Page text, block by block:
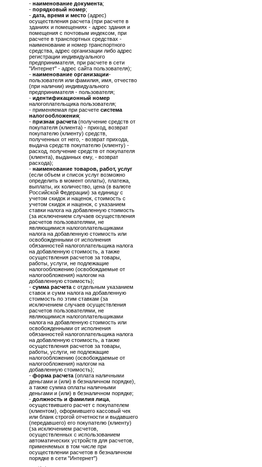
- наименование документа;
- порядковый номер;
- дата, время и место(адрес)
осуществления расчета (при расчете в
зданиях и помещениях - адрес здания и
помещения с почтовым индексом, при
расчете в транспортных средствах -
наименование и номер транспортного
средства, адрес организации либо адрес
регистрации индивидуального
предпринимателя, при расчете в сети
"Интернет" - адрес сайта пользователя);
- наименование организации-
пользователя или фамилия, имя, отчество
(при наличии) индивидуального
предпринимателя - пользователя;
- идентификационный номер
налогоплательщика пользователя;
- применяемая при расчете система
налогообложения;
- признак расчета(получение средств от
покупателя (клиента) - приход, возврат
покупателю (клиенту) средств,
полученных от него, - возврат прихода,
выдача средств покупателю (клиенту) -
расход, получение средств от покупателя
(клиента), выданных ему, - возврат
расхода);
- наименование товаров, работ, услуг
(если объем и список услуг возможно
определить в момент оплаты), платежа,
выплаты, их количество, цена (в валюте
Российской Федерации) за единицу с
учетом скидок и наценок, стоимость с
учетом скидок и наценок, с указанием
ставки налога на добавленную стоимость
(за исключением случаев осуществления
расчетов пользователями, не
являющимися налогоплательщиками
налога на добавленную стоимость или
освобожденными от исполнения
обязанностей налогоплательщика налога
на добавленную стоимость, а также
осуществления расчетов за товары,
работы, услуги, не подлежащие
налогообложению (освобождаемые от
налогообложения) налогом на
добавленную стоимость);
- сумма расчетас отдельным указанием
ставок и сумм налога на добавленную
стоимость по этим ставкам (за
исключением случаев осуществления
расчетов пользователями, не
являющимися налогоплательщиками
налога на добавленную стоимость или
освобожденными от исполнения
обязанностей налогоплательщика налога
на добавленную стоимость, а также
осуществления расчетов за товары,
работы, услуги, не подлежащие
налогообложению (освобождаемые от
налогообложения) налогом на
добавленную стоимость);
- форма расчета(оплата наличными
деньгами и (или) в безналичном порядке),
а также сумма оплаты наличными
деньгами и (или) в безналичном порядке;
- должность и фамилия лица,
осуществившего расчет с покупателем
(клиентом), оформившего кассовый чек
или бланк строгой отчетности и выдавшего
(передавшего) его покупателю (клиенту)
(за исключением расчетов,
осуществленных с использованием
автоматических устройств для расчетов,
применяемых в том числе при
осуществлении расчетов в безналичном
порядке в сети "Интернет")